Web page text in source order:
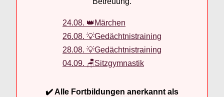
24.08. 👑Märchen
26.08. 💡Gedächtnistraining
28.08. 💡Gedächtnistraining
04.09. 🪑Sitzgymnastik
✔️ Alle Fortbildungen anerkannt als